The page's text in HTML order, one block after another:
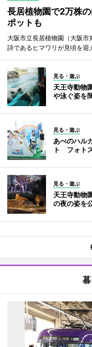
長居植物園で2万株
ポットも
大阪市立長居植物園（大阪
詩であるヒマワリが見頃を迎
見る・遊ぶ
天王寺動物
や泳ぐ姿を
見る・遊ぶ
あべのハル
ト フォト
見る・遊ぶ
天王寺動物
の夜の姿を